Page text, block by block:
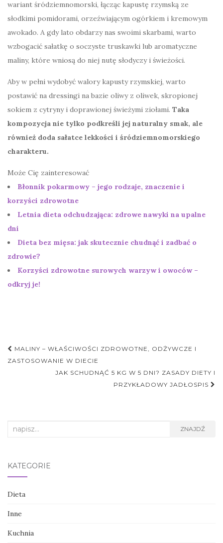
wariant śródziemnomorski, łącząc kapustę rzymską ze
słodkimi pomidorami, orzeźwiającym ogórkiem i kremowym
awokado. A gdy lato obdarzy nas swoimi skarbami, warto
wzbogacić sałatkę o soczyste truskawki lub aromatyczne
maliny, które wniosą do niej nutę słodyczy i świeżości.
Aby w pełni wydobyć walory kapusty rzymskiej, warto
postawić na dressingi na bazie oliwy z oliwek, skropionej
sokiem z cytryny i doprawionej świeżymi ziołami. Taka
kompozycja nie tylko podkreśli jej naturalny smak, ale
również doda sałatce lekkości i śródziemnomorskiego
charakteru.
Może Cię zainteresować
Błonnik pokarmowy – jego rodzaje, znaczenie i
korzyści zdrowotne
Letnia dieta odchudzająca: zdrowe nawyki na upalne
dni
Dieta bez mięsa: jak skutecznie chudnąć i zadbać o
zdrowie?
Korzyści zdrowotne surowych warzyw i owoców –
odkryj je!
Nawigacja
postu
MALINY – WŁAŚCIWOŚCI ZDROWOTNE, ODŻYWCZE I
ZASTOSOWANIE W DIECIE
JAK SCHUDNĄĆ 5 KG W 5 DNI? ZASADY DIETY I
PRZYKŁADOWY JADŁOSPIS
Search
ZNAJDŹ
KATEGORIE
Dieta
Inne
Kuchnia